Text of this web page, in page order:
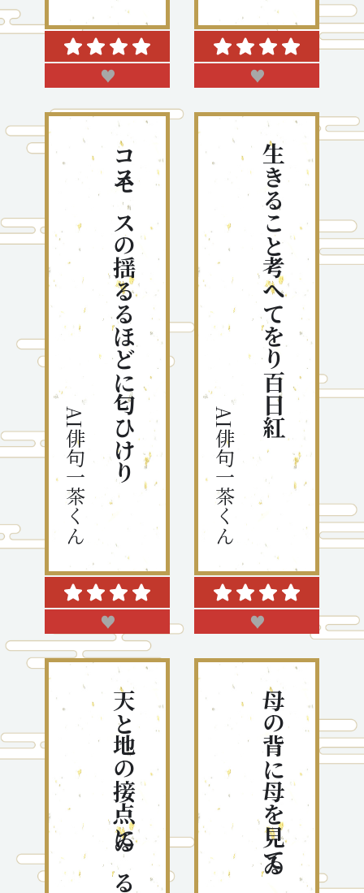
♥ ♥
コスモスの揺るるほどに匂ひけり
AI俳句一茶くん
♥
生きること考へてをり百日紅
AI俳句一茶くん
♥